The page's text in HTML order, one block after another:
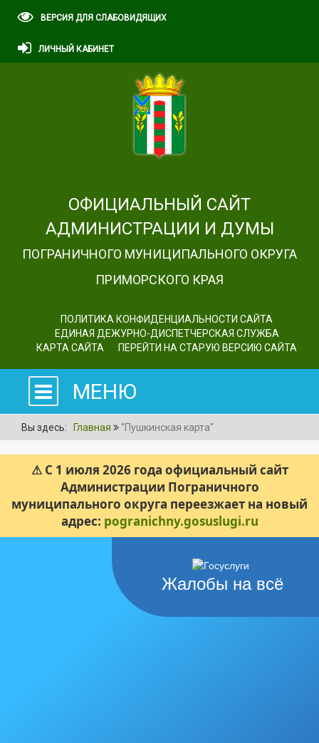
ВЕРСИЯ ДЛЯ СЛАБОВИДЯЩИХ
ЛИЧНЫЙ КАБИНЕТ
ОФИЦИАЛЬНЫЙ САЙТ
АДМИНИСТРАЦИИ И ДУМЫ
ПОГРАНИЧНОГО МУНИЦИПАЛЬНОГО ОКРУГА
ПРИМОРСКОГО КРАЯ
ПОЛИТИКА КОНФИДЕНЦИАЛЬНОСТИ САЙТА
ЕДИНАЯ ДЕЖУРНО-ДИСПЕТЧЕРСКАЯ СЛУЖБА
КАРТА САЙТА
ПЕРЕЙТИ НА СТАРУЮ ВЕРСИЮ САЙТА
МЕНЮ
Вы здесь: Главная "Пушкинская карта"
⚠ С 1 июля 2026 года официальный сайт
Администрации Пограничного
муниципального округа переезжает на новый
адрес: pogranichny.gosuslugi.ru
Жалобы на всё